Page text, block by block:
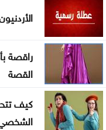
سامو زين يفاجئ
أوبن إيه آي تتيح
ChatGPT المجانيين
6 وسائل منزلية فعّالة لطرد البعوض
راقصة
القصة
كيف